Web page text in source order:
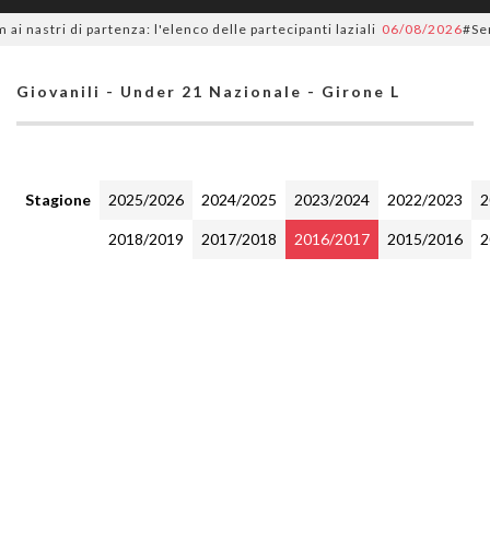
di partenza: l'elenco delle partecipanti laziali 06/08/2026
Giovanili - Under 21 Nazionale - Girone L
Stagione 2025/2026 2024/2025 2023/2024 2022/2023
2018/2019 2017/2018 2016/2017 2015/2016